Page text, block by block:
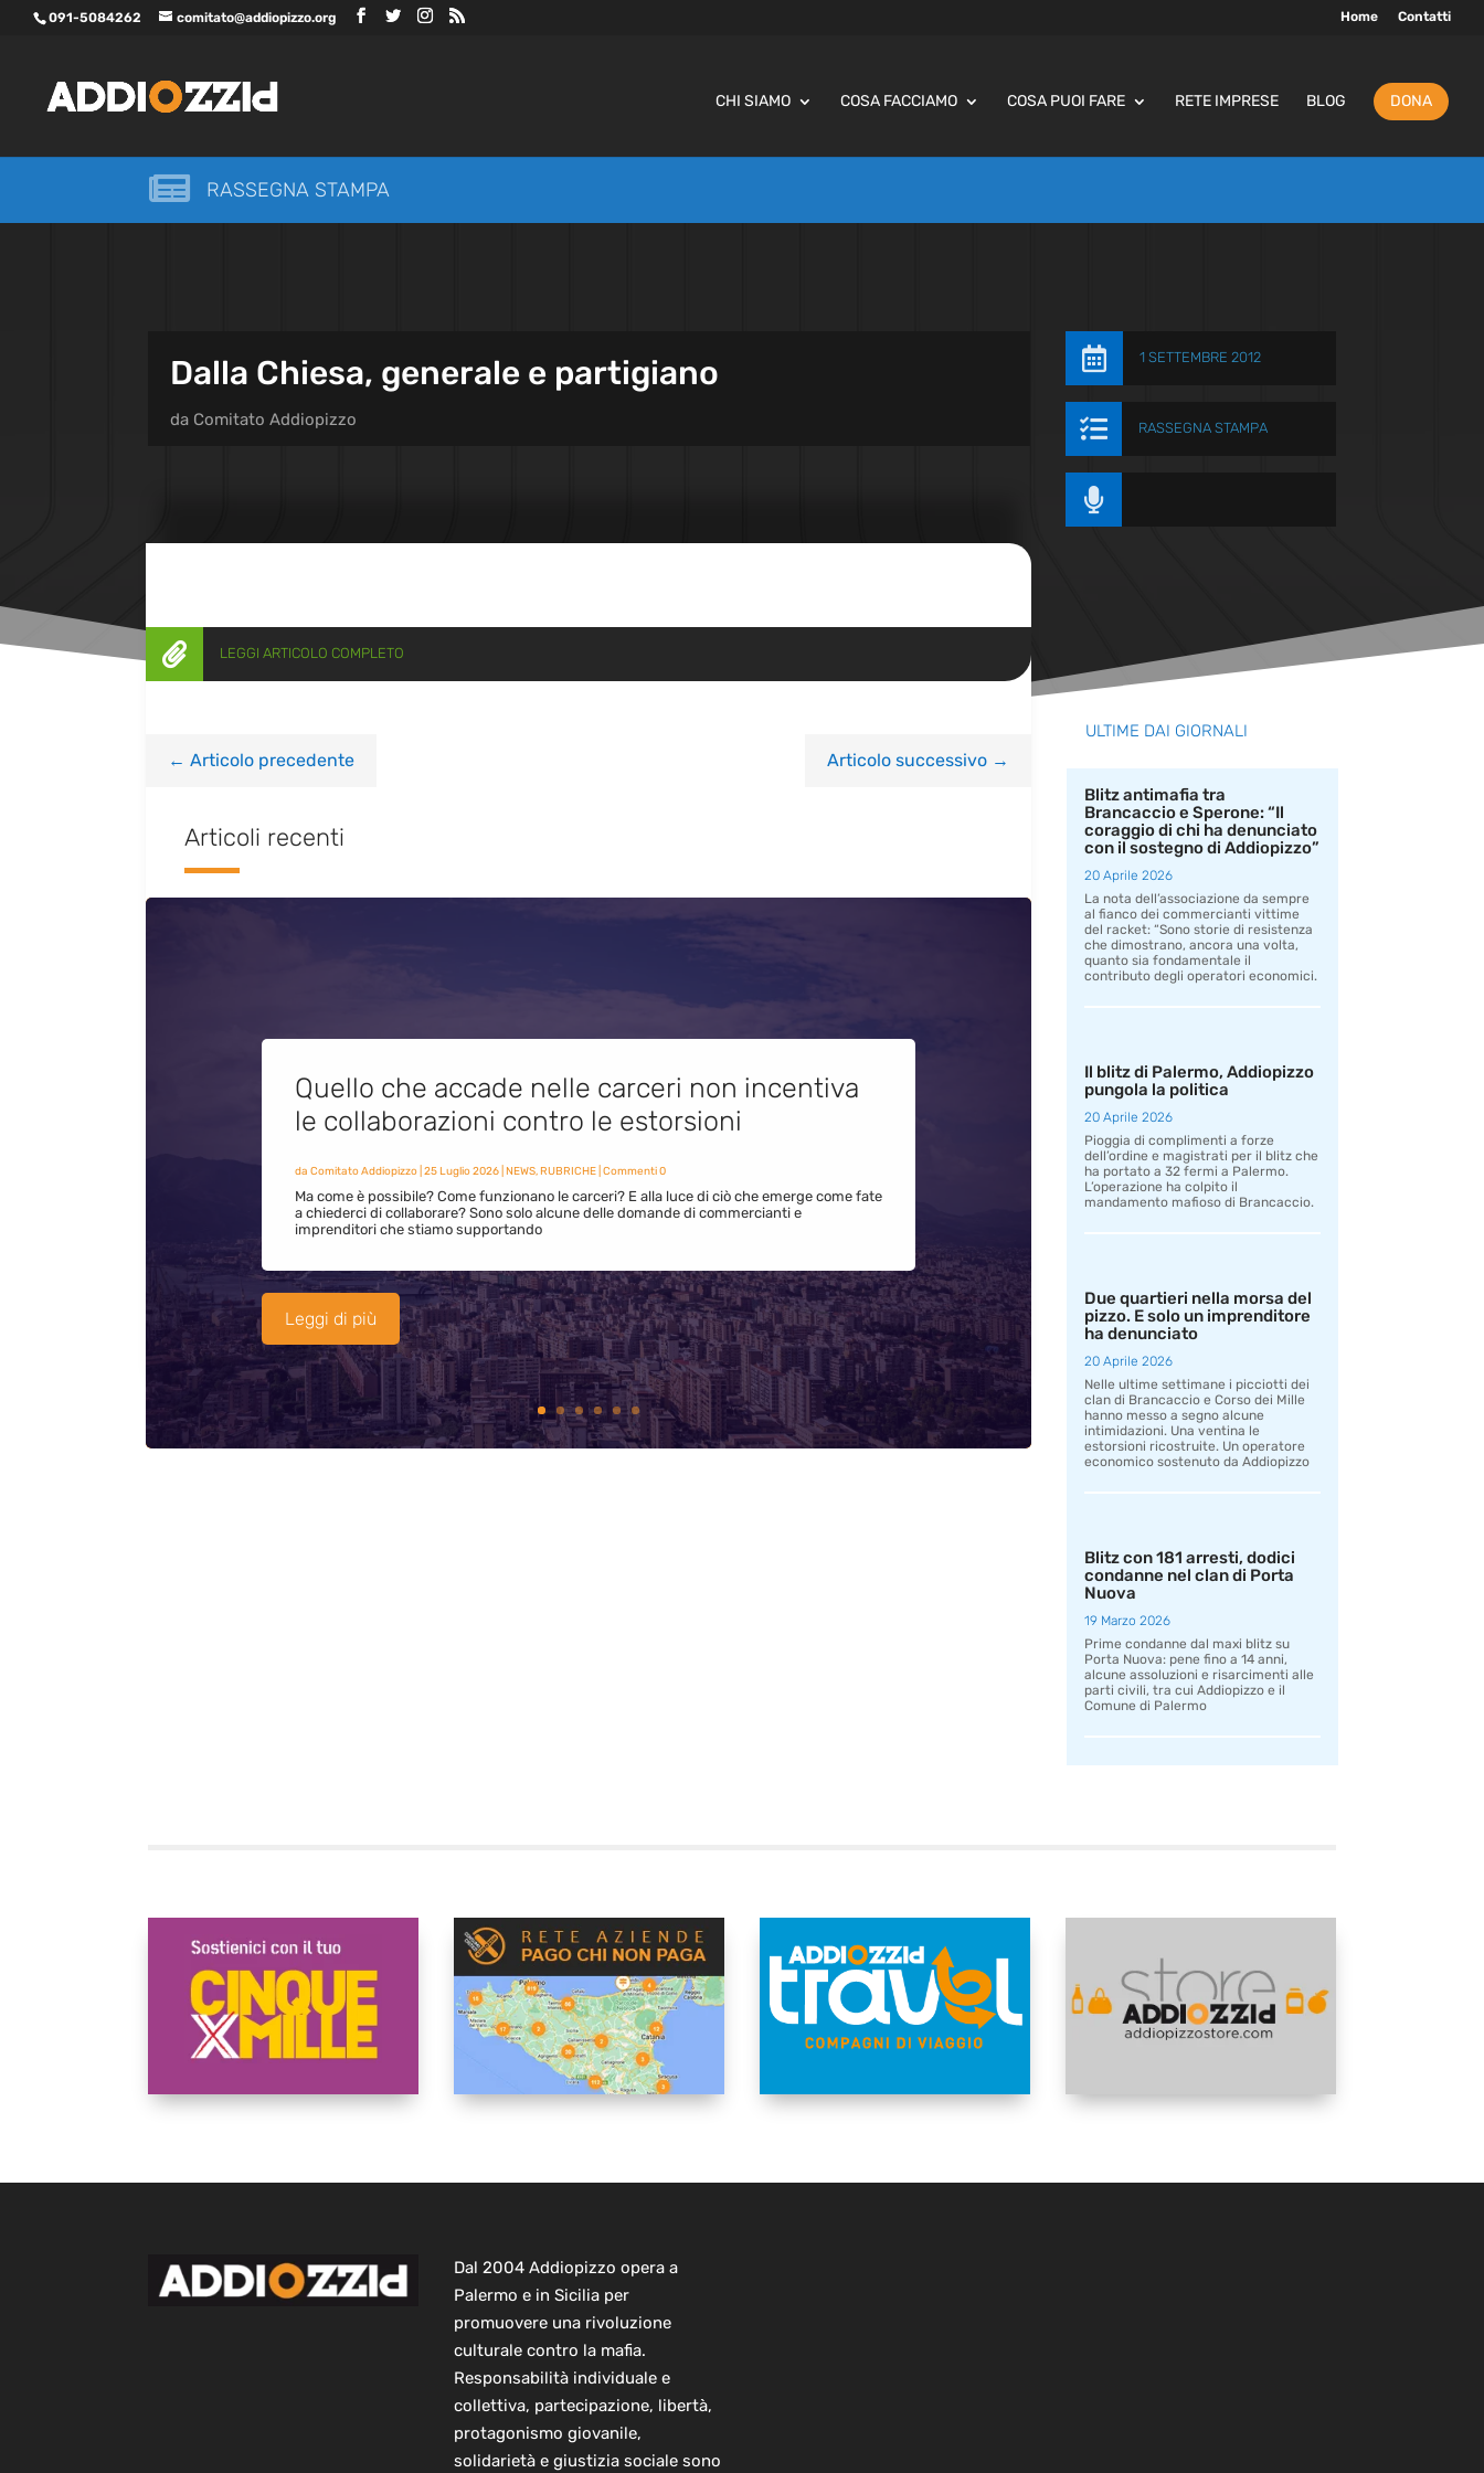
091-5084262 comitato@addiopizzo.org Home Contatti
CHI SIAMO COSA FACCIAMO COSA PUOI FARE RETE IMPRESE BLOG DONA
 RASSEGNA STAMPA
Dalla Chiesa, generale e partigiano
da Comitato Addiopizzo
 1 SETTEMBRE 2012
 RASSEGNA STAMPA

 LEGGI ARTICOLO COMPLETO
← Articolo precedente Articolo successivo→
Articoli recenti
Quello che accade nelle carceri non incentiva
le collaborazioni contro le estorsioni
da Comitato Addiopizzo| 25 Luglio 2026| NEWS,RUBRICHE| Commenti 0
Ma come è possibile? Come funzionano le carceri? E alla luce di ciò che emerge come fate
a chiederci di collaborare? Sono solo alcune delle domande di commercianti e
imprenditori che stiamo supportando
Leggi di più
ULTIME DAI GIORNALI
Blitz antimafia tra
Brancaccio e Sperone: “Il
coraggio di chi ha denunciato
con il sostegno di Addiopizzo”
20 Aprile 2026
La nota dell’associazione da sempre
al fianco dei commercianti vittime
del racket: “Sono storie di resistenza
che dimostrano, ancora una volta,
quanto sia fondamentale il
contributo degli operatori economici.
Il blitz di Palermo, Addiopizzo
pungola la politica
20 Aprile 2026
Pioggia di complimenti a forze
dell’ordine e magistrati per il blitz che
ha portato a 32 fermi a Palermo.
L’operazione ha colpito il
mandamento mafioso di Brancaccio.
Due quartieri nella morsa del
pizzo. E solo un imprenditore
ha denunciato
20 Aprile 2026
Nelle ultime settimane i picciotti dei
clan di Brancaccio e Corso dei Mille
hanno messo a segno alcune
intimidazioni. Una ventina le
estorsioni ricostruite. Un operatore
economico sostenuto da Addiopizzo
Blitz con 181 arresti, dodici
condanne nel clan di Porta
Nuova
19 Marzo 2026
Prime condanne dal maxi blitz su
Porta Nuova: pene fino a 14 anni,
alcune assoluzioni e risarcimenti alle
parti civili, tra cui Addiopizzo e il
Comune di Palermo
Dal 2004 Addiopizzo opera a
Palermo e in Sicilia per
promuovere una rivoluzione
culturale contro la mafia.
Responsabilità individuale e
collettiva, partecipazione, libertà,
protagonismo giovanile,
solidarietà e giustizia sociale sono